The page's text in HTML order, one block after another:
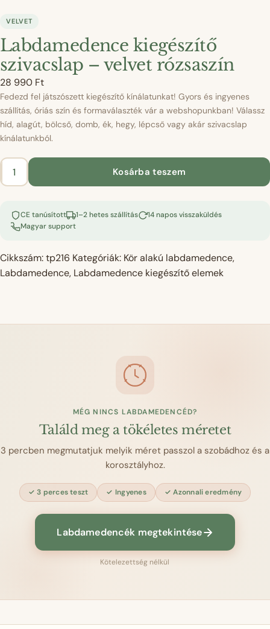
VELVET
Labdamedence kiegészítő
szivacslap – velvet rózsaszín
28 990 Ft
Fedezd fel játszószett kiegészítő kínálatunkat! Gyors és ingyenes
szállítás, óriás szín és formaválaszték vár a webshopunkban! Válassz
híd, alagút, bölcső, domb, ék, hegy, lépcső vagy akár szivacslap
kínálatunkból.
Labdamedence
szivacslap
rózsaszín
mennyiség
Kosárba teszem
CE tanúsított 1–2 hetes szállítás
14 napos visszaküldés
Magyar support
Cikkszám:tp216 Kategóriák: Kör alakú labdamedence,
Labdamedence, Labdamedence kiegészítő elemek
MÉG NINCS LABDAMEDENCÉD?
Találd meg a tökéletes méretet
3 percben megmutatjuk melyik méret passzol a szobádhoz és a
korosztályhoz.
3 perces teszt Ingyenes Azonnali eredmény
Labdamedencék megtekintése
Kötelezettség nélkül